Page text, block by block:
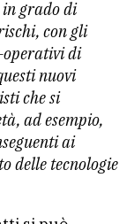
grado di
con gli
di
nuovi
che si
ad esempio,
ai
delle tecnologie